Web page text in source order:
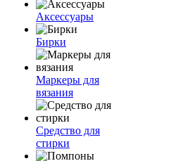
Аксессуары
Бирки
Маркеры для
вязания
Средство для
стирки